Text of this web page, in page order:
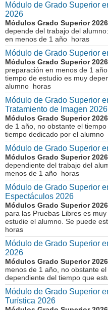
Módulo de Grado Superior
2026
Módulos Grado Superior 2026
depende del trabajo del
en menos de 1 año horas
Módulo de Grado Superior
Módulos Grado Superior 2026
preparación en menos de 1
tiempo de estudio es muy
alumno horas
Módulo de Grado Superior
Tratamiento de Imagen 2026
Módulos Grado Superior 2026
de 1 año, no obstante el
tiempo dedicado por el alumno
Módulo de Grado Superior
Módulos Grado Superior 2026
dependiente del trabajo del
menos de 1 año horas
Módulo de Grado Superior
Espectáculos 2026
Módulos Grado Superior 2026
para las Pruebas Libres es
estudie el alumno. Se puede
horas
Módulo de Grado Superior
2026
Módulos Grado Superior 2026
menos de 1 año, no obstante
dependiente del tiempo que
Módulo de Grado Superior
Turística 2026